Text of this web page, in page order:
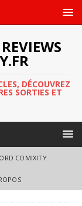
DÉCOUVREZ
SORTIES ET
COMIXITY